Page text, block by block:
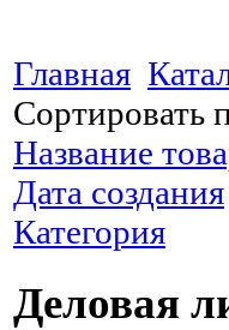
Главная
Сортировать
Название
Дата создания
Категория
Деловая